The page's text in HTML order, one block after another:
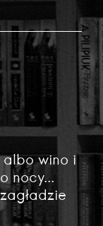
albo wino i
nocy...